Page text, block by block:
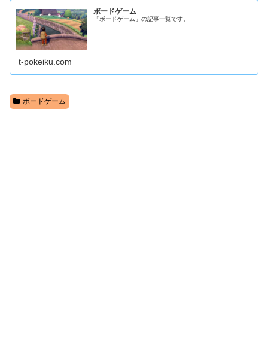
ボードゲーム
「ボードゲーム」の記事一覧です。
t-pokeiku.com
ボードゲーム